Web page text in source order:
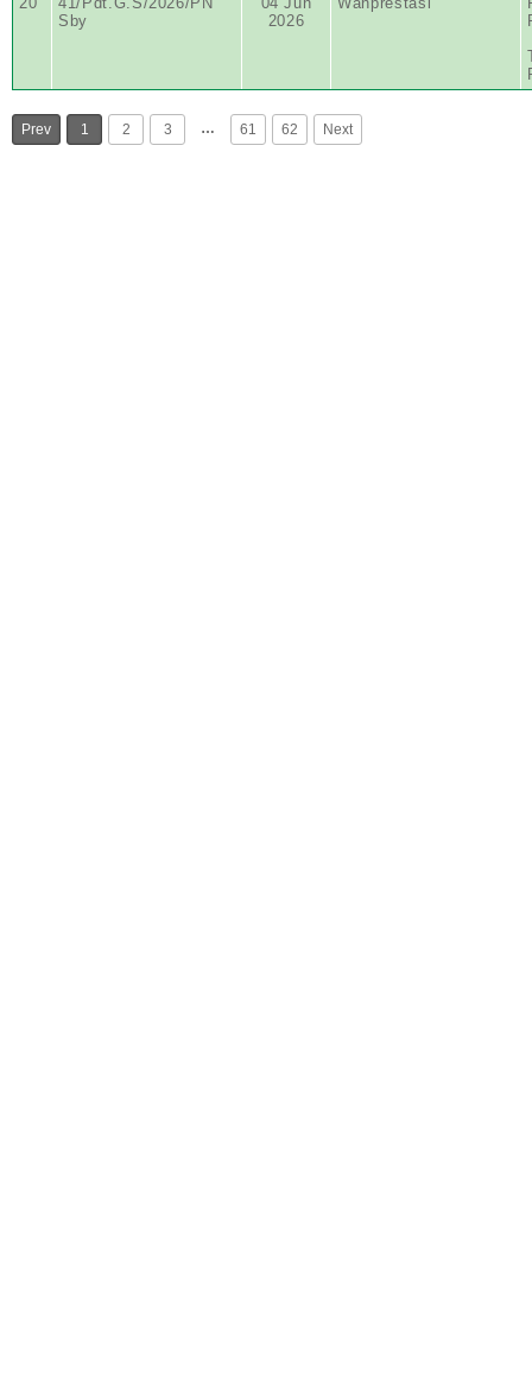
Sby
2026
Prev 1 2 3 … 61 62 Next